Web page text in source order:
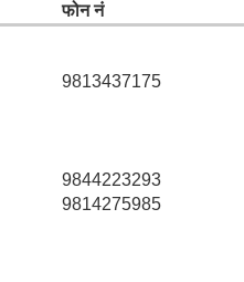
फोन नं
9813437175
9844223293
9814275985